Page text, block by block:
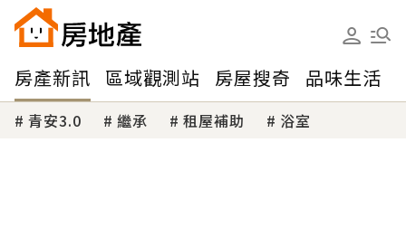
房產新訊 區域觀測站 房屋搜奇 品味生活
青安3.0 繼承 租屋補助 浴室